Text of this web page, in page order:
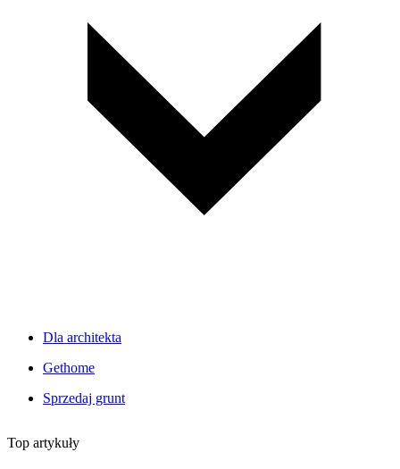
Dla architekta
Gethome
Sprzedaj grunt
Top artykuły